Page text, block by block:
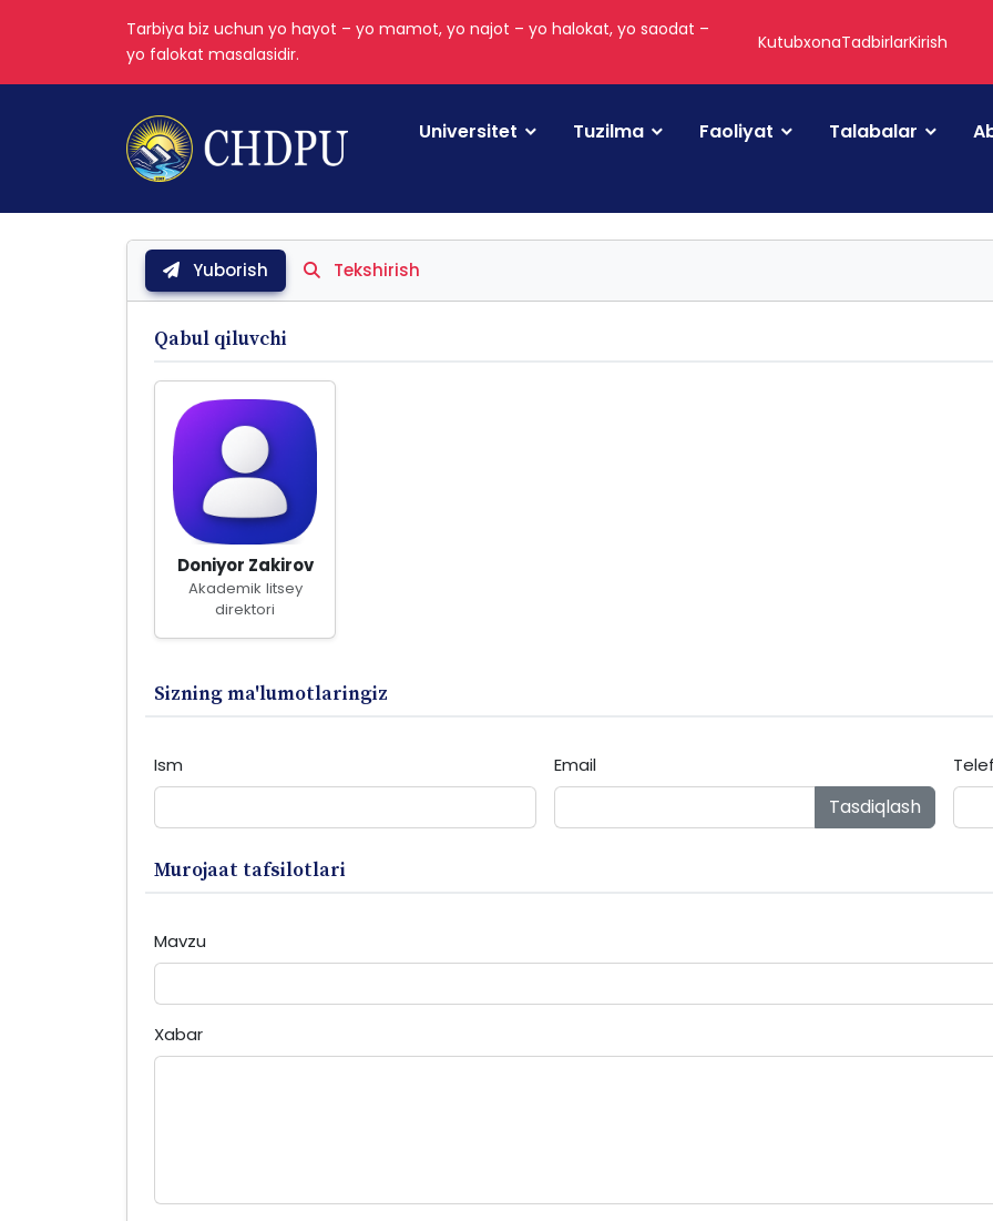
Tarbiya biz uchun yo hayot – yo mamot, yo najot – yo halokat, yo saodat –
yo falokat masalasidir.
KutubxonaTadbirlarKirish
Universitet Tuzilma Faoliyat Talabalar
Yuborish Tekshirish
Qabul qiluvchi
Doniyor Zakirov
Akademik litsey
direktori
Sizning ma'lumotlaringiz
Ism Email
Tasdiqlash
Murojaat tafsilotlari
Mavzu
Xabar